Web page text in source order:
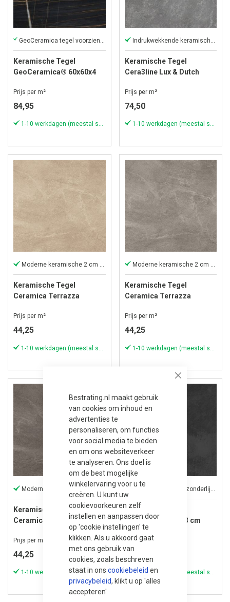
Close
Bestrating.nl maakt gebruik
van cookies om inhoud en
advertenties te
personaliseren, om functies
voor social media te bieden
en om ons websiteverkeer
te analyseren. Ons doel is
om de best mogelijke
winkelervaring voor u te
creëren. U kunt uw
cookievoorkeuren zelf
instellen en aanpassen door
op 'cookie instellingen' te
klikken. Als u akkoord gaat
met ons gebruik van
cookies, zoals beschreven
staat in ons cookiebeleid en
privacybeleid, klikt u op 'alles
accepteren'
Keramische Tegel
GeoCeramica® 60x60x4
Prijs per m²
84,95
1-10 werkdagen (meestal sneller)
Keramische Tegel
Cera3line Lux & Dutch
Prijs per m²
74,50
1-10 werkdagen (meestal sneller)
Moderne keramische 2 cm tegel
Keramische Tegel
Ceramica Terrazza
Beige
Prijs per m²
44,25
Moderne keramische 2 cm tegel
Keramische Tegel
Ceramica Terrazza
Grijs
Prijs per m²
44,25
Moderne keramische 2 cm tegel
Keramische Tegel
Ceramica Terrazza
59,5x59,5x2 cm Marengo
Graphite
Prijs per m²
44,25
1-10 werkdagen (meestal sneller)
8% korting
Keramische Tegel
Ceramaxx 60x60x3 cm
Ardeche Carbon
Prijs per m²
63,90
1-10 werkdagen (meestal sneller)